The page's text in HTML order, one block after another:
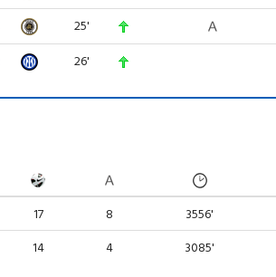
25'
26'
17 8 3556'
14 4 3085'